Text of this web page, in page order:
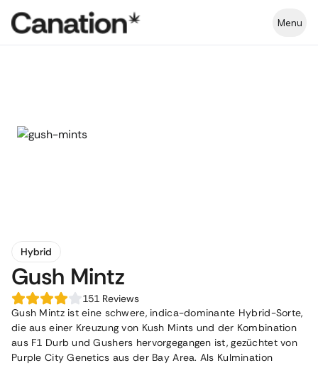
Menu
Hybrid
Gush Mintz
151 Reviews
Gush Mintz ist eine schwere, indica-dominante Hybrid-Sorte,
die aus einer Kreuzung von Kush Mints und der Kombination
aus F1 Durb und Gushers hervorgegangen ist, gezüchtet von
Purple City Genetics aus der Bay Area. Als Kulmination